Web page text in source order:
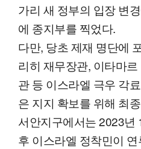
가리 새 정부의 입장 변
에 종지부를 찍었다.
다만, 당초 제재 명단에
리히 재무장관, 이타마
관 등 이스라엘 극우 각
은 지지 확보를 위해 최
서안지구에서는 2023년
후 이스라엘 정착민이